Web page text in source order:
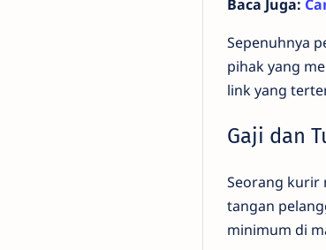
Baca Juga:
Sepenuhnya
pihak yang
link yang
Gaji dan
Seorang kurir
tangan
minimum di